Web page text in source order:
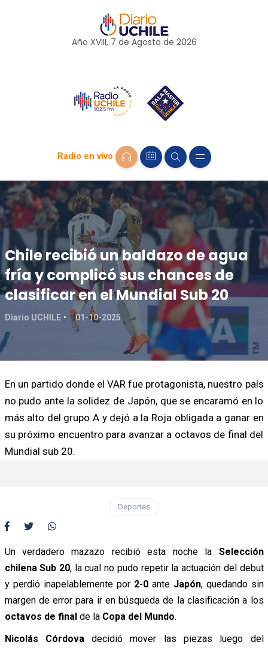
Año XVIII, 7 de Agosto de 2026
Radio en vivo
Chile recibió un baldazo de agua
fría y complicó sus chances de
clasificar en el Mundial Sub 20
Diario UCHILE 01-10-2025
En un partido donde el VAR fue protagonista, nuestro país
no pudo ante la solidez de Japón, que se encaramó en lo
más alto del grupo A y dejó a la Roja obligada a ganar en
su próximo encuentro para avanzar a octavos de final del
Mundial sub 20.
Deportes
Un verdadero mazazo recibió esta noche la Selección
chilena Sub 20, la cual no pudo repetir la actuación del debut
y perdió inapelablemente por 2-0ante Japón, quedando sin
margen de error para ir en búsqueda de la clasificación a los
octavos de finalde la Copa del Mundo.
Nicolás Córdova decidió mover las piezas luego del